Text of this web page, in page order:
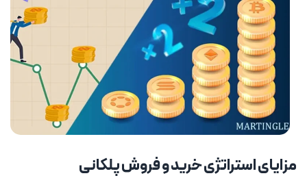
مزایای استراتژی خرید و فروش پلکانی